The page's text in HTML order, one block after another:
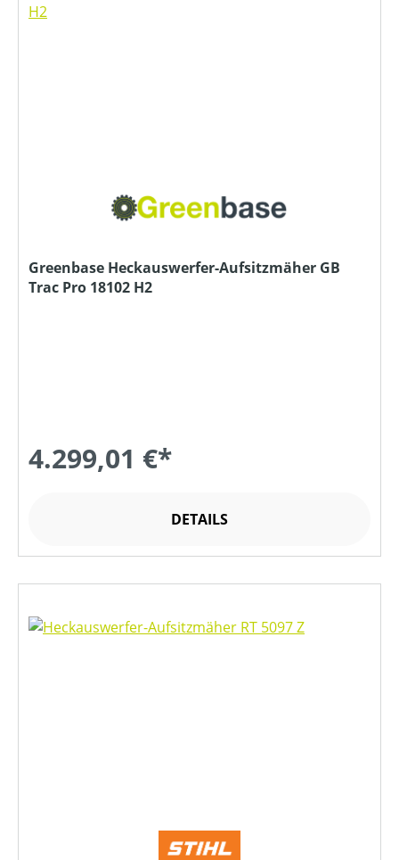
Greenbase Heckauswerfer-Aufsitzmäher GB
Trac Pro 18102 H2
4.299,01 €*
DETAILS